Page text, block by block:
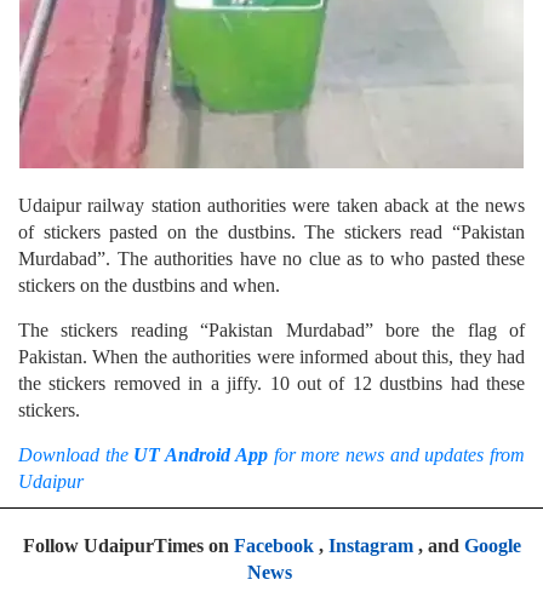
Udaipur railway station authorities were taken aback at the news
of stickers pasted on the dustbins. The stickers read “Pakistan
Murdabad”. The authorities have no clue as to who pasted these
stickers on the dustbins and when.
The stickers reading “Pakistan Murdabad” bore the flag of
Pakistan. When the authorities were informed about this, they had
the stickers removed in a jiffy. 10 out of 12 dustbins had these
stickers.
Download the UT Android Appfor more news and updates from
Udaipur
Follow UdaipurTimes on Facebook, Instagram, and Google
News